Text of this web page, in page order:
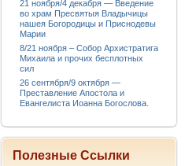
21 ноября/4 декабря — Введение
во храм Пресвятыя Владычицы
нашея Богородицы и Приснодевы
Марии
8/21 ноября – Собор Архистратига
Михаила и прочих бесплотных
сил
26 сентября/9 октября —
Преставление Апостола и
Евангелиста Иоанна Богослова.
Полезные Ссылки